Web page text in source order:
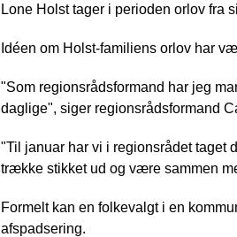
Lone Holst tager i perioden orlov fra
Idéen om Holst-familiens orlov har
"Som regionsrådsformand har jeg
daglige", siger regionsrådsformand
"Til januar har vi i regionsrådet taget
trække stikket ud og være sammen
Formelt kan en folkevalgt i en
afspadsering.